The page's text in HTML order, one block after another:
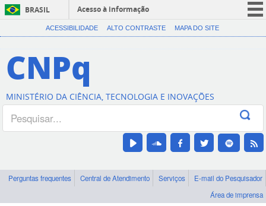
BRASIL
Acesso à informação
CORONAVÍRUS (COVID-19)
Canais
ACESSIBILIDADE ALTO CONTRASTE MAPA DO SITE
CNPq
MINISTÉRIO DA CIÊNCIA, TECNOLOGIA E INOVAÇÕES
Perguntas frequentes Central de Atendimento Serviços
E-mail do Pesquisador
Área de imprensa